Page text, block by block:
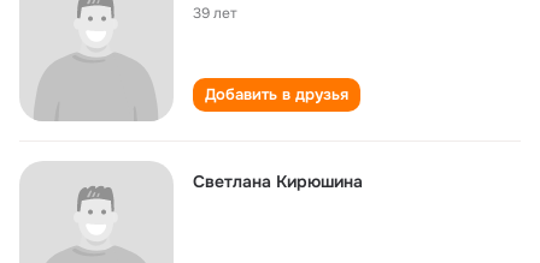
39 лет
Добавить в друзья
Светлана Кирюшина